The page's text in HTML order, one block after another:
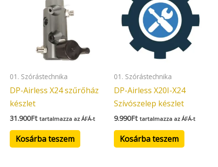
01. Szórástechnika
DP-Airless X24 szűrőház
készlet
31.900Ft tartalmazza az ÁFÁ-t
Kosárba teszem
01. Szórástechnika
DP-Airless X20I-X24
Szívószelep készlet
9.990Ft tartalmazza az ÁFÁ-t
Kosárba teszem